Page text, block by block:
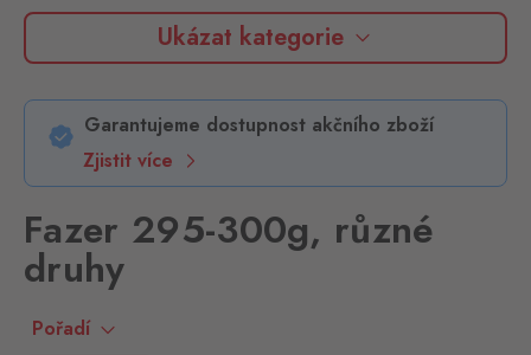
Ukázat kategorie
Garantujeme dostupnost akčního zboží
Zjistit více
Fazer 295-300g, různé
druhy
Pořadí